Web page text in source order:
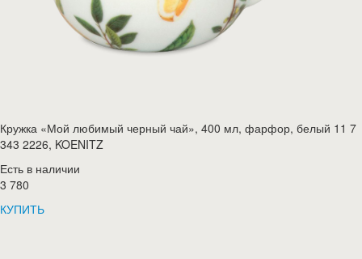
Кружка «Мой любимый черный чай», 400 мл, фарфор, белый 11 7
343 2226, KOENITZ
Есть в наличии
3 780
КУПИТЬ